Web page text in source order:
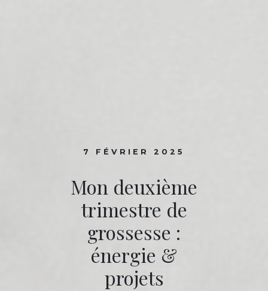
7 FÉVRIER 2025
Mon deuxième
trimestre de
grossesse :
énergie &
projets